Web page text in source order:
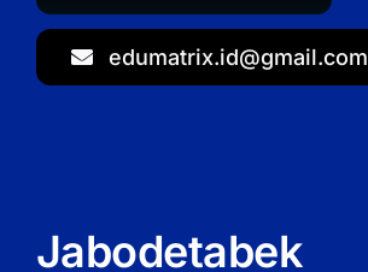
edumatrix.id@gmail.com
Jabodetabek